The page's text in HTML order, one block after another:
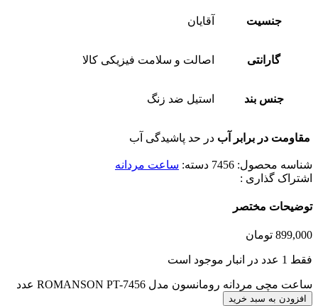
جنسیت آقایان
گارانتی اصالت و سلامت فیزیکی کالا
جنس بند استیل ضد زنگ
مقاومت در برابر آب در حد پاشیدگی آب
شناسه محصول: 7456 دسته: ساعت مردانه
اشتراک گذاری :
توضیحات مختصر
899,000 تومان
فقط 1 عدد در انبار موجود است
ساعت مچی مردانه رومانسون مدل ROMANSON PT-7456 عدد
افزودن به سبد خرید